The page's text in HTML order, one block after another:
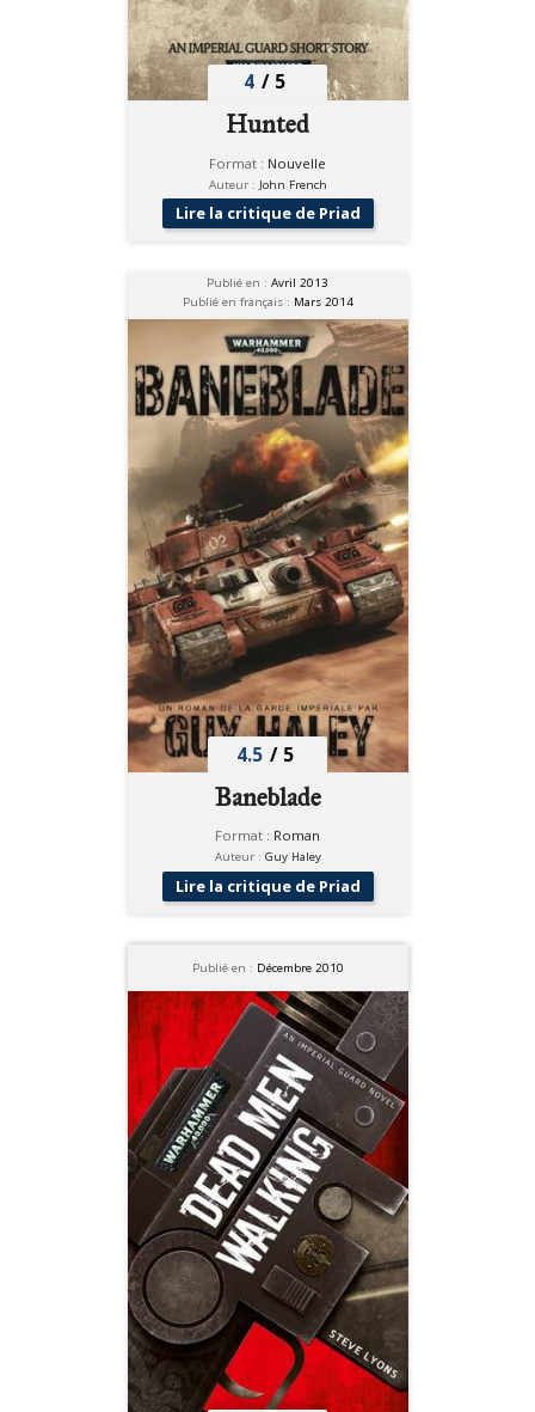
4 / 5
Hunted
Format : Nouvelle
Auteur : John French
Lire la critique de Priad
Publié en : Avril 2013
Publié en français : Mars 2014
4.5 / 5
Baneblade
Format : Roman
Auteur : Guy Haley
Lire la critique de Priad
Publié en : Décembre 2010